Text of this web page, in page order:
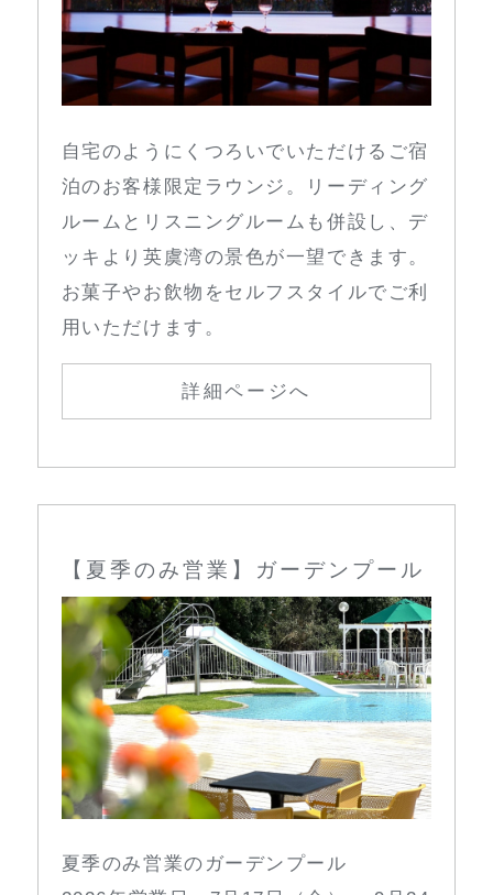
自宅のようにくつろいでいただけるご宿
泊のお客様限定ラウンジ。リーディング
ルームとリスニングルームも併設し、デ
ッキより英虞湾の景色が一望できます。
お菓子やお飲物をセルフスタイルでご利
用いただけます。
詳細ページへ
【夏季のみ営業】ガーデンプール
夏季のみ営業のガーデンプール